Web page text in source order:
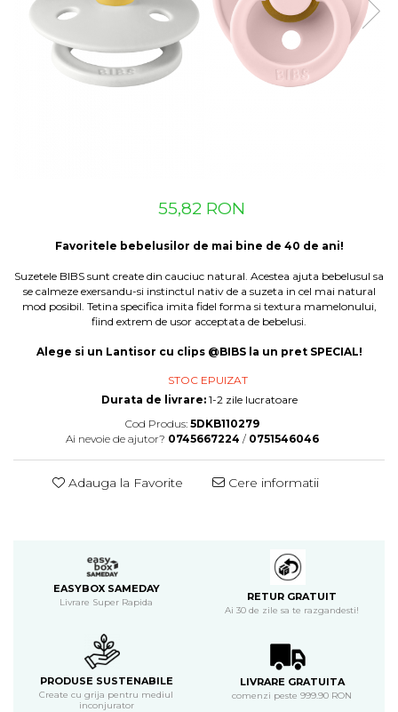
Suzete Silicon
Try It Bibs Denmark
55,82 RON
Favoritele bebelusilor de mai bine de 40 de ani!
Suzetele BIBS sunt create din cauciuc natural. Acestea ajuta bebelusul sa
se calmeze exersandu-si instinctul nativ de a suzeta in cel mai natural
mod posibil. Tetina specifica imita fidel forma si textura mamelonului,
fiind extrem de usor acceptata de bebelusi.
Alege si un Lantisor cu clips @BIBS la un pret SPECIAL!
STOC EPUIZAT
Durata de livrare:1-2 zile lucratoare
Cod Produs: 5DKB110279
Ai nevoie de ajutor? 0745667224 / 0751546046
Adauga la Favorite Cere informatii
EASYBOX SAMEDAY
Livrare Super Rapida RETUR GRATUIT
Ai 30 de zile sa te razgandesti!
PRODUSE SUSTENABILE
Create cu grija pentru mediul
inconjurator
LIVRARE GRATUITA
comenzi peste 999.90 RON